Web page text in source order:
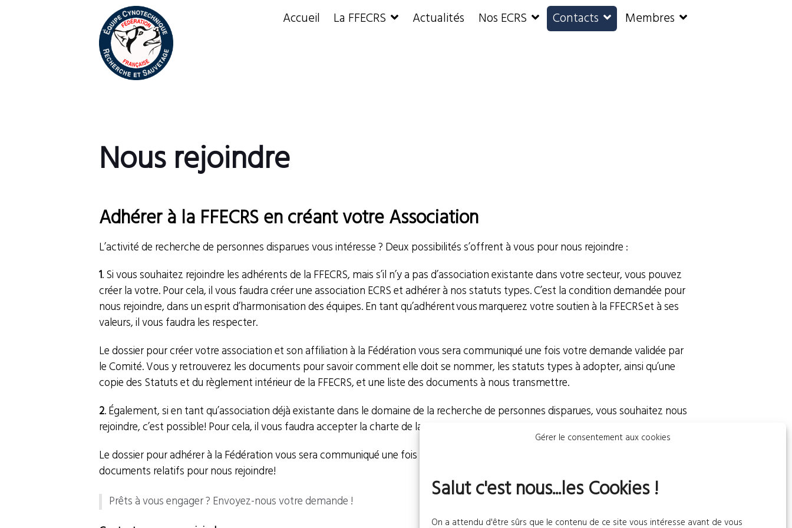
Gérer le consentement aux cookies
Salut c'est nous...les Cookies !
On a attendu d'être sûrs que le contenu de ce site vous intéresse avant de vous
Accueil La FFECRS Actualités Nos ECRS Contacts Membres
Nous rejoindre
Adhérer à la FFECRS en créant votre Association
L’activité de recherche de personnes disparues vous intéresse ? Deux possibilités s’offrent à vous pour nous rejoindre :
1. Si vous souhaitez rejoindre les adhérents de la FFECRS, mais s’il n’y a pas d’association existante dans votre secteur, vous pouvez
créer la votre. Pour cela, il vous faudra créer une association ECRS et adhérer à nos statuts types. C’est la condition demandée pour
nous rejoindre, dans un esprit d’harmonisation des équipes. En tant qu’adhérent vous marquerez votre soutien à la FFECRS et à ses
valeurs, il vous faudra les respecter.
Le dossier pour créer votre association et son affiliation à la Fédération vous sera communiqué une fois votre demande validée par
le Comité. Vous y retrouverez les documents pour savoir comment elle doit se nommer, les statuts types à adopter, ainsi qu’une
copie des Statuts et du règlement intérieur de la FFECRS, et une liste des documents à nous transmettre.
2. Également, si en tant qu’association déjà existante dans le domaine de la recherche de personnes disparues, vous souhaitez nous
rejoindre, c’est possible! Pour cela, il vous faudra accepter la charte de la FFECRS.
Le dossier pour adhérer à la Fédération vous sera communiqué une fois votre demande validée par le Comité. Vous y retrouverez les
documents relatifs pour nous rejoindre!
Prêts à vous engager ? Envoyez-nous votre demande !